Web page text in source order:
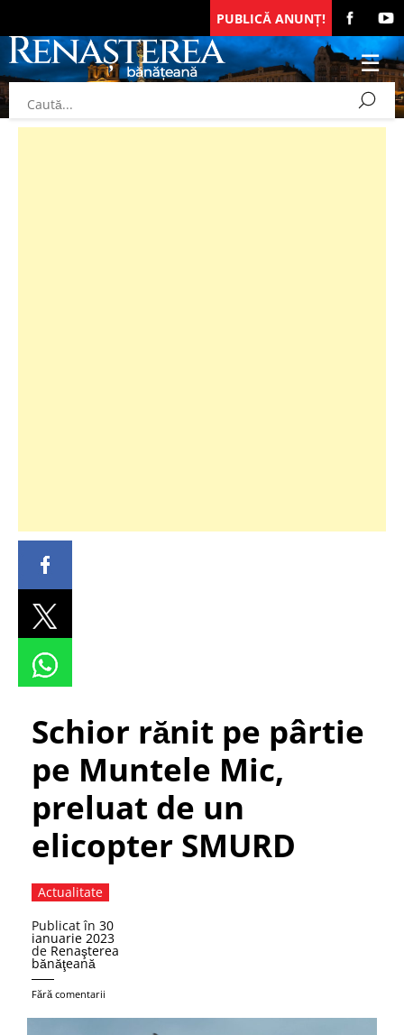
PUBLICĂ ANUNȚ!
Schior rănit pe pârtie
pe Muntele Mic,
preluat de un
elicopter SMURD
Actualitate
Publicat în 30
ianuarie 2023
de Renaşterea
bănăţeană
Fără comentarii